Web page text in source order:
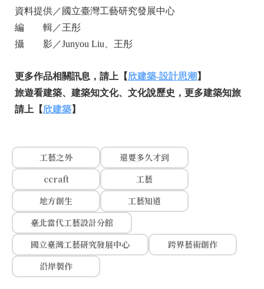
資料提供／國立臺灣工藝研究發展中心
編 輯／王彤
攝 影／Junyou Liu、王彤
更多作品相關訊息，請上【欣建築-設計思潮 】
旅遊看建築、建築知文化、文化說歷史，更多建築知旅
請上【欣建築】
工藝之外
還要多久才到
ccraft
工藝
地方創生
工藝知道
臺北當代工藝設計分館
國立臺灣工藝研究發展中心
跨界藝術創作
沿岸製作